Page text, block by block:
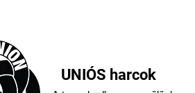
UNIÓS harcok